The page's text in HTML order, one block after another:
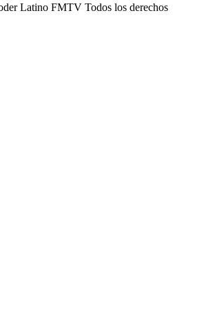
Latino FMTV Todos los derechos